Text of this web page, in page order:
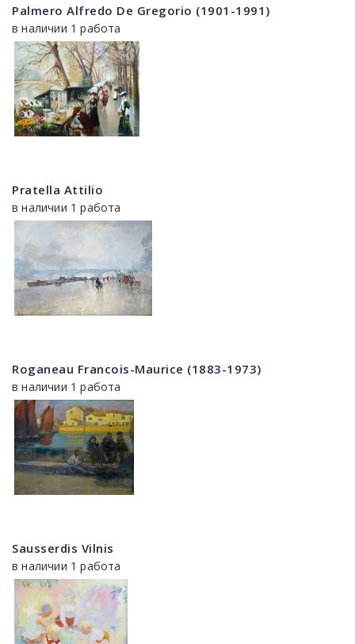
Palmero Alfredo De Gregorio (1901-1991)
в наличии 1 работа
Pratella Attilio
в наличии 1 работа
Roganeau Francois-Maurice (1883-1973)
в наличии 1 работа
Sausserdis Vilnis
в наличии 1 работа